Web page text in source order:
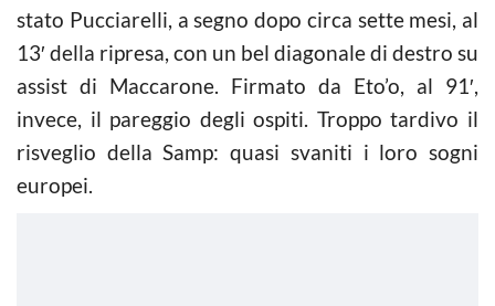
stato Pucciarelli, a segno dopo circa sette mesi, al
13′ della ripresa, con un bel diagonale di destro su
assist di Maccarone. Firmato da Eto’o, al 91′,
invece, il pareggio degli ospiti. Troppo tardivo il
risveglio della Samp: quasi svaniti i loro sogni
europei.